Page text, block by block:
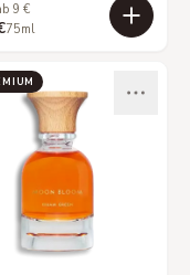
9 €
75ml